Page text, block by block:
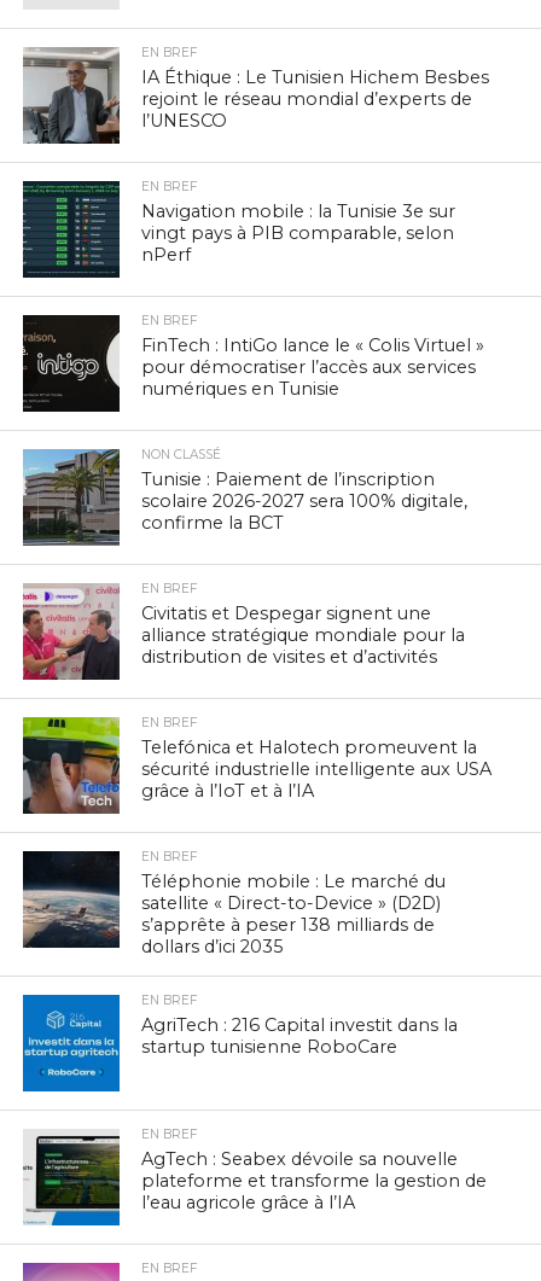
EN BREF
IA Éthique : Le Tunisien Hichem Besbes
rejoint le réseau mondial d’experts de
l’UNESCO
EN BREF
Navigation mobile : la Tunisie 3e sur
vingt pays à PIB comparable, selon
nPerf
EN BREF
FinTech : IntiGo lance le « Colis Virtuel »
pour démocratiser l’accès aux services
numériques en Tunisie
NON CLASSÉ
Tunisie : Paiement de l’inscription
scolaire 2026-2027 sera 100% digitale,
confirme la BCT
EN BREF
Civitatis et Despegar signent une
alliance stratégique mondiale pour la
distribution de visites et d’activités
EN BREF
Telefónica et Halotech promeuvent la
sécurité industrielle intelligente aux USA
grâce à l’IoT et à l’IA
EN BREF
Téléphonie mobile : Le marché du
satellite « Direct-to-Device » (D2D)
s’apprête à peser 138 milliards de
dollars d’ici 2035
EN BREF
AgriTech : 216 Capital investit dans la
startup tunisienne RoboCare
EN BREF
AgTech : Seabex dévoile sa nouvelle
plateforme et transforme la gestion de
l’eau agricole grâce à l’IA
EN BREF